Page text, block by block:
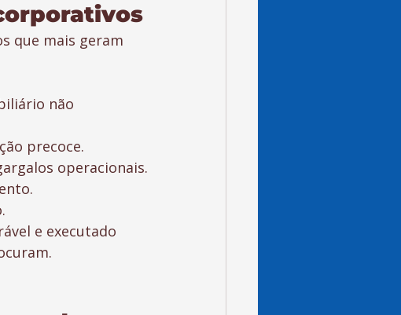
que mais geram
não
precoce.
operacionais.
e executado